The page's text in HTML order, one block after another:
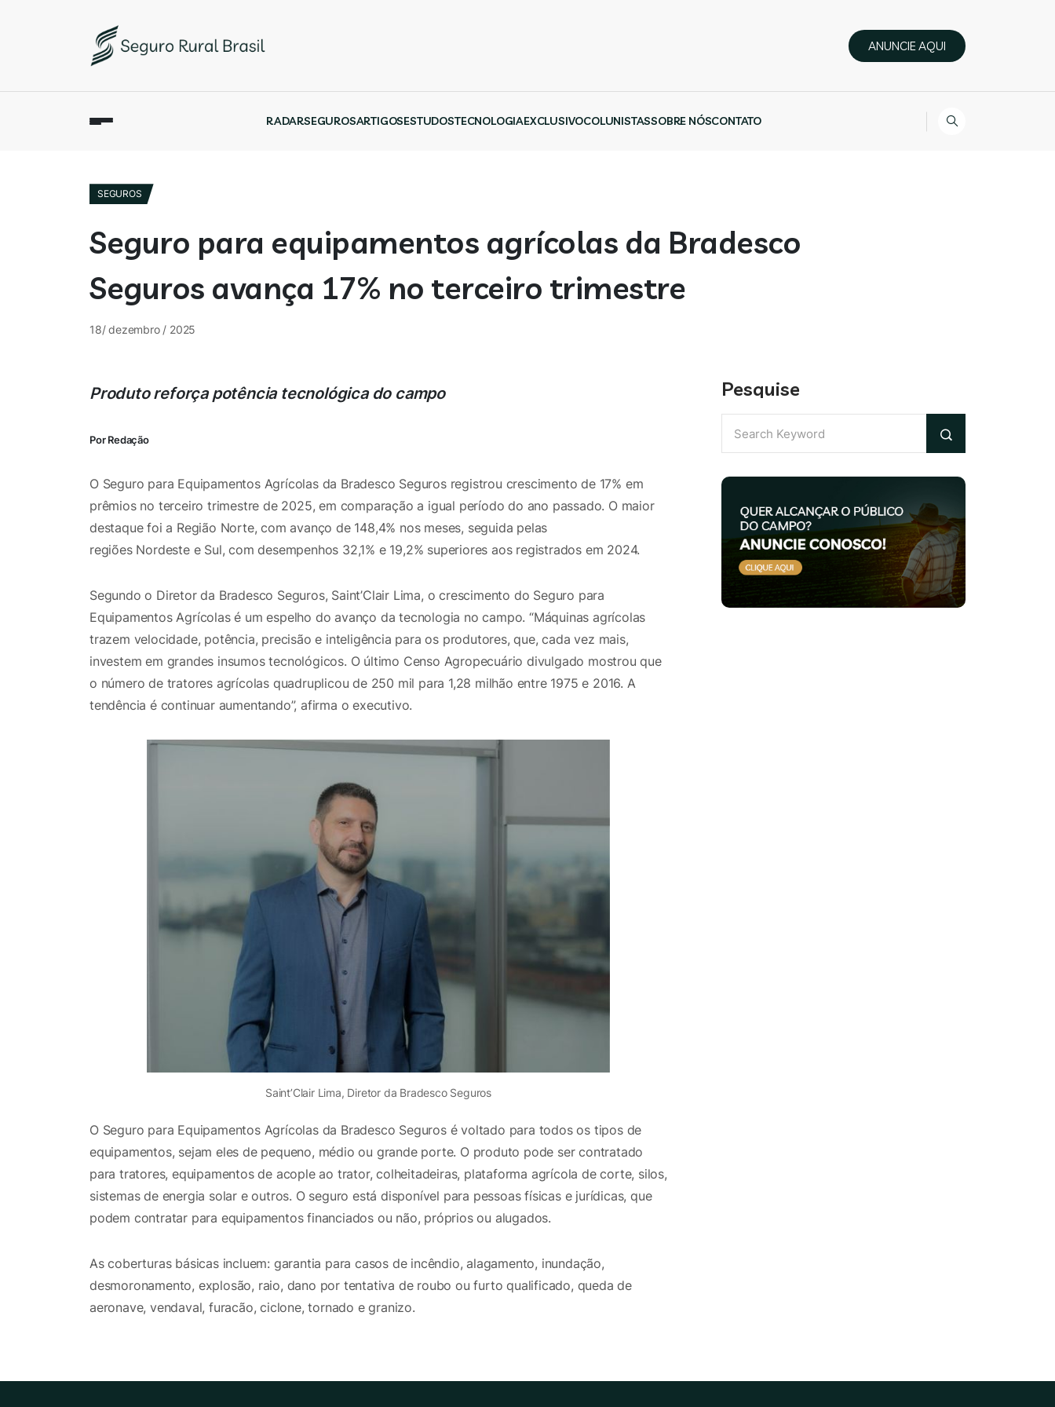
ANUNCIE AQUI
RADARSEGUROSARTIGOSESTUDOSTECNOLOGIAEXCLUSIVOCOLUNISTASSOBRE NÓSCONTATO
SEGUROS
Seguro para equipamentos agrícolas da Bradesco
Seguros avança 17% no terceiro trimestre
18/ dezembro / 2025
Produto reforça potência tecnológica do campo
Por Redação
O Seguro para Equipamentos Agrícolas da Bradesco Seguros registrou crescimento de 17% em
prêmios no terceiro trimestre de 2025, em comparação a igual período do ano passado. O maior
destaque foi a Região Norte, com avanço de 148,4% nos meses, seguida pelas
regiões Nordeste e Sul, com desempenhos 32,1% e 19,2% superiores aos registrados em 2024.
Segundo o Diretor da Bradesco Seguros, Saint’Clair Lima, o crescimento do Seguro para
Equipamentos Agrícolas é um espelho do avanço da tecnologia no campo. “Máquinas agrícolas
trazem velocidade, potência, precisão e inteligência para os produtores, que, cada vez mais,
investem em grandes insumos tecnológicos. O último Censo Agropecuário divulgado mostrou que
o número de tratores agrícolas quadruplicou de 250 mil para 1,28 milhão entre 1975 e 2016. A
tendência é continuar aumentando”, afirma o executivo.
Saint’Clair Lima, Diretor da Bradesco Seguros
O Seguro para Equipamentos Agrícolas da Bradesco Seguros é voltado para todos os tipos de
equipamentos, sejam eles de pequeno, médio ou grande porte. O produto pode ser contratado
para tratores, equipamentos de acople ao trator, colheitadeiras, plataforma agrícola de corte, silos,
sistemas de energia solar e outros. O seguro está disponível para pessoas físicas e jurídicas, que
podem contratar para equipamentos financiados ou não, próprios ou alugados.
As coberturas básicas incluem: garantia para casos de incêndio, alagamento, inundação,
desmoronamento, explosão, raio, dano por tentativa de roubo ou furto qualificado, queda de
aeronave, vendaval, furacão, ciclone, tornado e granizo.
Pesquise